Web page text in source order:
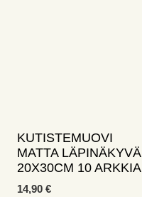
KUTISTEMUOVI
MATTA LÄPINÄKYVÄ
20X30CM 10 ARKKIA
14,90 €